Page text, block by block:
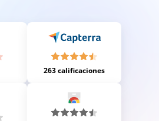
263 calificaciones